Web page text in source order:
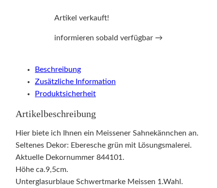
Artikel verkauft!
informieren sobald verfügbar →
Beschreibung
Zusätzliche Information
Produktsicherheit
Artikelbeschreibung
Hier biete ich Ihnen ein Meissener Sahnekännchen an.
Seltenes Dekor: Eberesche grün mit Lösungsmalerei.
Aktuelle Dekornummer 844101.
Höhe ca.9,5cm.
Unterglasurblaue Schwertmarke Meissen 1.Wahl.